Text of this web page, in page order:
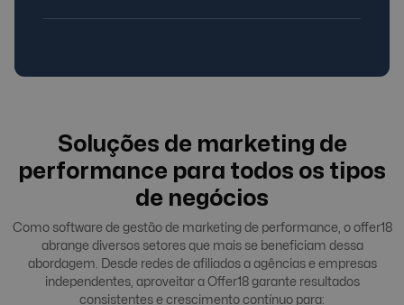
Soluções de marketing de
performance para todos os tipos
de negócios
Como software de gestão de marketing de performance, o offer18
abrange diversos setores que mais se beneficiam dessa
abordagem. Desde redes de afiliados a agências e empresas
independentes, aproveitar a Offer18 garante resultados
consistentes e crescimento contínuo para: